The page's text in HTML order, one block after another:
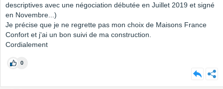
descriptives avec une négociation débutée en Juillet 2019 et signé
en Novembre...)
Je précise que je ne regrette pas mon choix de Maisons France
Confort et j'ai un bon suivi de ma construction.
Cordialement
0